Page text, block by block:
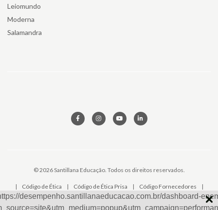
Leiomundo
Moderna
Salamandra
© 2026 Santillana Educação. Todos os direitos reservados.
| Código de Ética | Código de Ética Prisa | Código Fornecedores
|
Aviso Privacidade
| Solicitação de Dados Canal de Ética | SAC